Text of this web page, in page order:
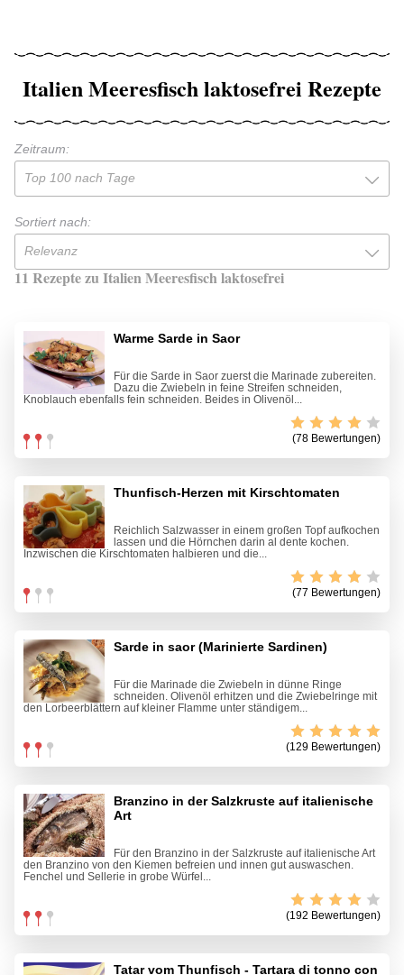
Italien Meeresfisch laktosefrei Rezepte
Zeitraum:
Top 100 nach Tage
Sortiert nach:
Relevanz
11 Rezepte zu Italien Meeresfisch laktosefrei
Warme Sarde in Saor
Für die Sarde in Saor zuerst die Marinade zubereiten.
Dazu die Zwiebeln in feine Streifen schneiden,
Knoblauch ebenfalls fein schneiden. Beides in Olivenöl...
(78 Bewertungen)
Thunfisch-Herzen mit Kirschtomaten
Reichlich Salzwasser in einem großen Topf aufkochen
lassen und die Hörnchen darin al dente kochen.
Inzwischen die Kirschtomaten halbieren und die...
(77 Bewertungen)
Sarde in saor (Marinierte Sardinen)
Für die Marinade die Zwiebeln in dünne Ringe
schneiden. Olivenöl erhitzen und die Zwiebelringe mit
den Lorbeerblättern auf kleiner Flamme unter ständigem...
(129 Bewertungen)
Branzino in der Salzkruste auf italienische
Art
Für den Branzino in der Salzkruste auf italienische Art
den Branzino von den Kiemen befreien und innen gut auswaschen.
Fenchel und Sellerie in grobe Würfel...
(192 Bewertungen)
Tatar vom Thunfisch - Tartara di tonno con